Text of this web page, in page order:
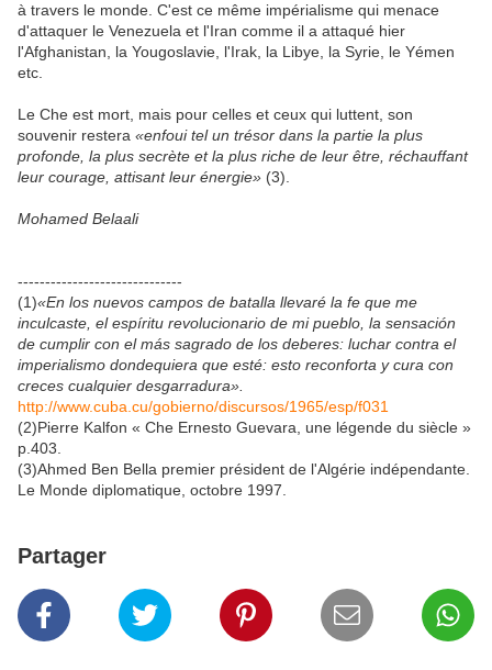
à travers le monde. C'est ce même impérialisme qui menace
d'attaquer le Venezuela et l'Iran comme il a attaqué hier
l'Afghanistan, la Yougoslavie, l'Irak, la Libye, la Syrie, le Yémen
etc.
Le Che est mort, mais pour celles et ceux qui luttent, son
souvenir restera «enfoui tel un trésor dans la partie la plus
profonde, la plus secrète et la plus riche de leur être, réchauffant
leur courage, attisant leur énergie» (3).
Mohamed Belaali
------------------------------
(1)«En los nuevos campos de batalla llevaré la fe que me
inculcaste, el espíritu revolucionario de mi pueblo, la sensación
de cumplir con el más sagrado de los deberes: luchar contra el
imperialismo dondequiera que esté: esto reconforta y cura con
creces cualquier desgarradura».
http://www.cuba.cu/gobierno/discursos/1965/esp/f031
(2)Pierre Kalfon « Che Ernesto Guevara, une légende du siècle »
p.403.
(3)Ahmed Ben Bella premier président de l'Algérie indépendante.
Le Monde diplomatique, octobre 1997.
Partager